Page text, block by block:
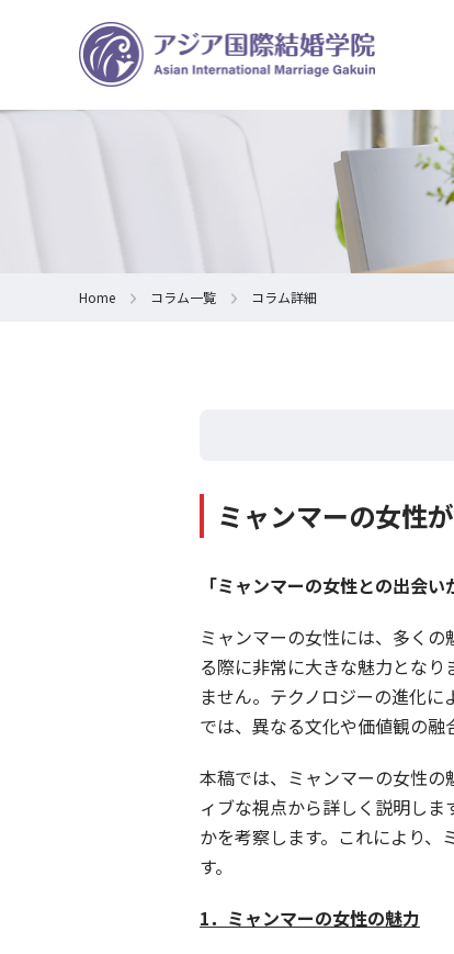
Home コラム一覧 コラム詳細
ミャンマーの女性
「ミャンマーの女性との出会
ミャンマーの女性には、多く
る際に非常に大きな魅力とな
ません。テクノロジーの進化
では、異なる文化や価値観の融
本稿では、ミャンマーの女性
ィブな視点から詳しく説明し
かを考察します。これにより
す。
1．ミャンマーの女性の魅力